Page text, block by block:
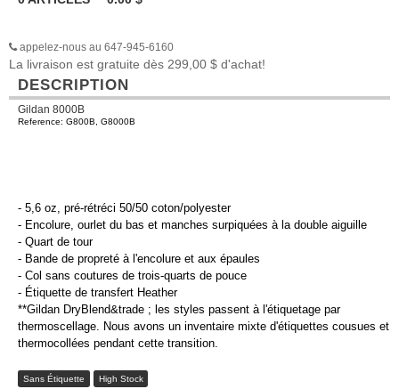
appelez-nous au 647-945-6160
La livraison est gratuite dès 299,00 $ d'achat!
DESCRIPTION
Gildan 8000B
Reference: G800B, G8000B
- 5,6 oz, pré-rétréci 50/50 coton/polyester
- Encolure, ourlet du bas et manches surpiquées à la double aiguille
- Quart de tour
- Bande de propreté à l'encolure et aux épaules
- Col sans coutures de trois-quarts de pouce
- Étiquette de transfert Heather
**Gildan DryBlend&trade ; les styles passent à l'étiquetage par
thermoscellage. Nous avons un inventaire mixte d'étiquettes cousues et
thermocollées pendant cette transition.
Sans Étiquette High Stock